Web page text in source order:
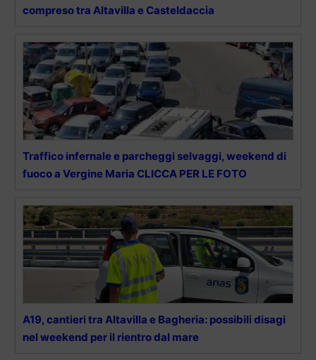
compreso tra Altavilla e Casteldaccia
Traffico infernale e parcheggi selvaggi, weekend di
fuoco a Vergine Maria CLICCA PER LE FOTO
A19, cantieri tra Altavilla e Bagheria: possibili disagi
nel weekend per il rientro dal mare